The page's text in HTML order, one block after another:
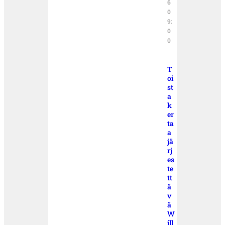
6
0
9:
0
0
T
oi
st
a
k
er
ta
a
jä
rj
es
te
tt
ä
v
ä
W
ill